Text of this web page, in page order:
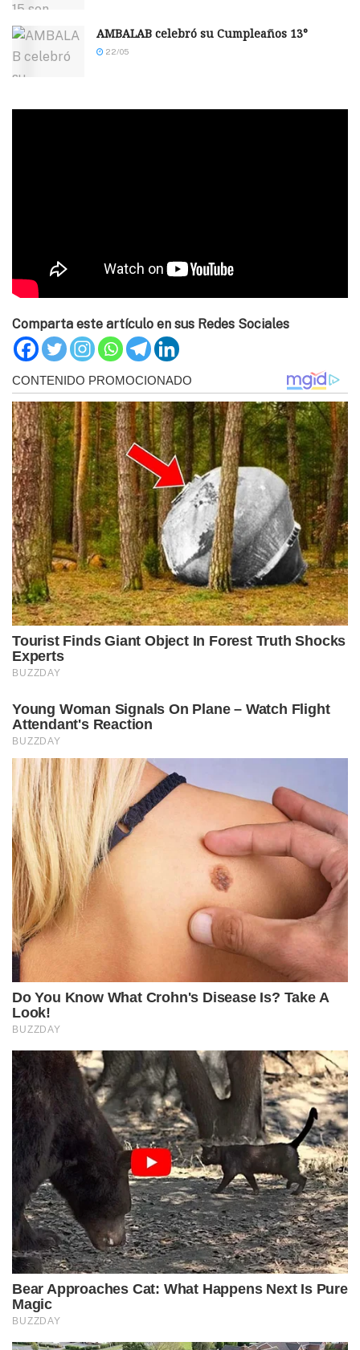
AMBALAB celebró su Cumpleaños 13°
22/05
Comparta este artículo en sus Redes Sociales